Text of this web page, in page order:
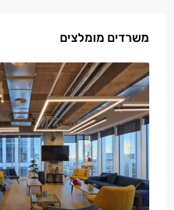
משרדים מומלצים